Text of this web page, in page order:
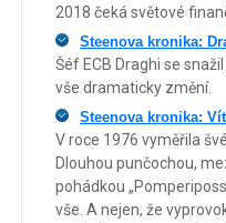
2018 čeká světové
Steenova kronika:
Šéf ECB Draghi se
vše dramaticky změní.
Steenova kronika:
V roce 1976 vyměřila
Dlouhou punčochou,
pohádkou
vše. A nejen, že